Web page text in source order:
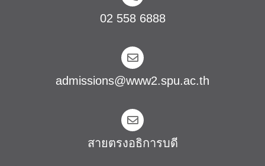
02 558 6888
admissions@www2.spu.ac.th
สายตรงอธิการบดี​